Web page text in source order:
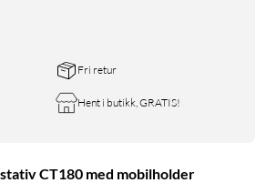
Fri retur
Hent i butikk, GRATIS!
CT180 med mobilholder